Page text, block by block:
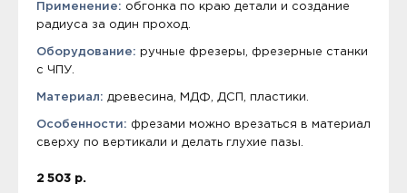
Применение: обгонка по краю детали и создание
радиуса за один проход.
Оборудование: ручные фрезеры, фрезерные станки
с ЧПУ.
Материал: древесина, МДФ, ДСП, пластики.
Особенности: фрезами можно врезаться в материал
сверху по вертикали и делать глухие пазы.
2 503 р.